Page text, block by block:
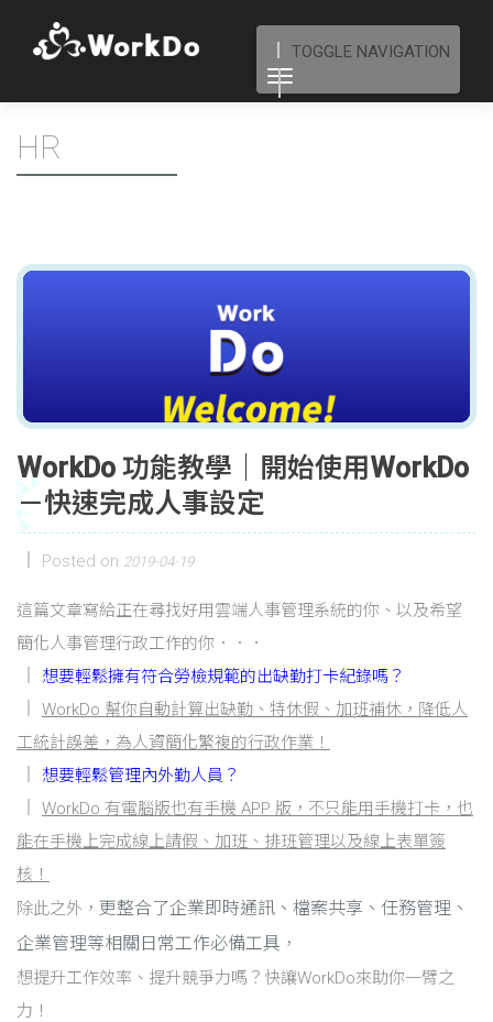
TOGGLE NAVIGATION
HR
WorkDo 功能教學｜開始使用WorkDo
－快速完成人事設定
Posted on 2019-04-19
這篇文章寫給正在尋找好用雲端人事管理系統的你、以及希望
簡化人事管理行政工作的你．．．
想要輕鬆擁有符合勞檢規範的出缺勤打卡紀錄嗎？
WorkDo 幫你自動計算出缺勤、特休假、加班補休，降低人
工統計誤差，為人資簡化繁複的行政作業！
想要輕鬆管理內外勤人員？
WorkDo 有電腦版也有手機 APP 版，不只能用手機打卡，也
能在手機上完成線上請假、加班、排班管理以及線上表單簽
核！
除此之外， 更整合了企業即時通訊、檔案共享、任務管理、
企業管理等相關日常工作必備工具 ，
想提升工作效率、提升競爭力嗎？快讓WorkDo來助你一臂之
力！